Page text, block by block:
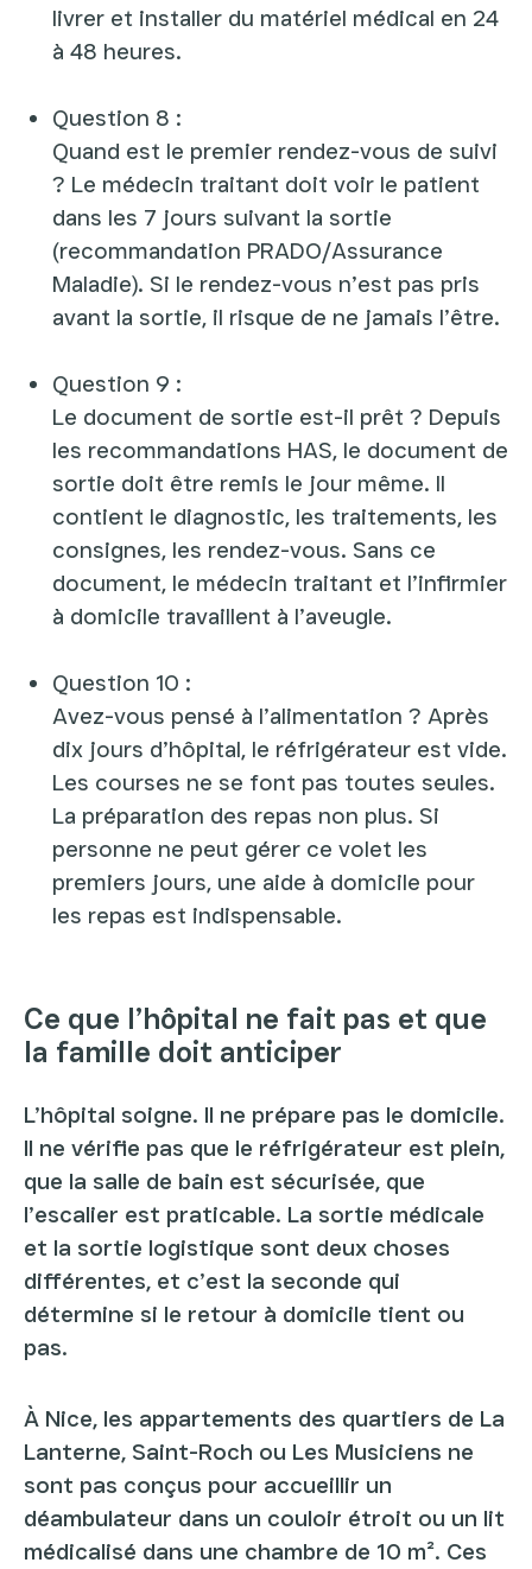
livrer et installer du matériel médical en 24
à 48 heures.
Question 8 :
Quand est le premier rendez-vous de suivi
? Le médecin traitant doit voir le patient
dans les 7 jours suivant la sortie
(recommandation PRADO/Assurance
Maladie). Si le rendez-vous n’est pas pris
avant la sortie, il risque de ne jamais l’être.
Question 9 :
Le document de sortie est-il prêt ? Depuis
les recommandations HAS, le document de
sortie doit être remis le jour même. Il
contient le diagnostic, les traitements, les
consignes, les rendez-vous. Sans ce
document, le médecin traitant et l’infirmier
à domicile travaillent à l’aveugle.
Question 10 :
Avez-vous pensé à l’alimentation ? Après
dix jours d’hôpital, le réfrigérateur est vide.
Les courses ne se font pas toutes seules.
La préparation des repas non plus. Si
personne ne peut gérer ce volet les
premiers jours, une aide à domicile pour
les repas est indispensable.
Ce que l’hôpital ne fait pas et que
la famille doit anticiper
L’hôpital soigne. Il ne prépare pas le domicile.
Il ne vérifie pas que le réfrigérateur est plein,
que la salle de bain est sécurisée, que
l’escalier est praticable. La sortie médicale
et la sortie logistique sont deux choses
différentes, et c’est la seconde qui
détermine si le retour à domicile tient ou
pas.
À Nice, les appartements des quartiers de La
Lanterne, Saint-Roch ou Les Musiciens ne
sont pas conçus pour accueillir un
déambulateur dans un couloir étroit ou un lit
médicalisé dans une chambre de 10 m². Ces